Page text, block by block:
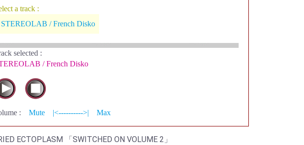
a track :
STEREOLAB / French Disko
selected :
/ French Disko
: Mute |<---------->| Max
ECTOPLASM 「SWITCHED ON VOLUME 2」